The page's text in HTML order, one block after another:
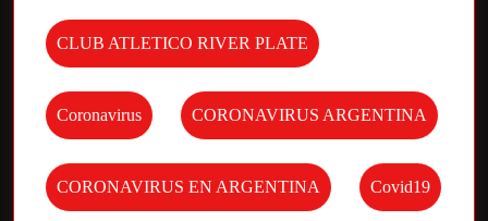
CLUB ATLETICO RIVER PLATE
Coronavirus CORONAVIRUS ARGENTINA
CORONAVIRUS EN ARGENTINA Covid19